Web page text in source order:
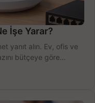
İşe Yarar?
yanıt alın. Ev, ofis ve
bütçeye göre